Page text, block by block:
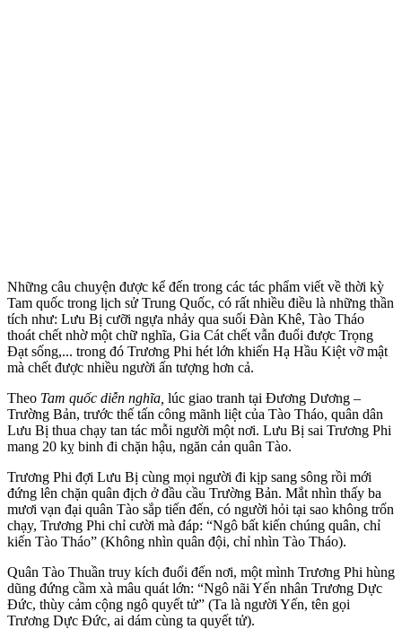
Những câu chuyện được kể đến trong các tác phẩm viết về thời kỳ
Tam quốc trong lịch sử Trung Quốc, có rất nhiều điều là những thần
tích như: Lưu Bị cưỡi ngựa nhảy qua suối Đàn Khê, Tào Tháo
thoát chết nhờ một chữ nghĩa, Gia Cát chết vẫn đuổi được Trọng
Đạt sống,... trong đó Trương Phi hét lớn khiến Hạ Hầu Kiệt vỡ mật
mà chết được nhiều người ấn tượng hơn cả.
Theo Tam quốc diễn nghĩa, lúc giao tranh tại Đương Dương –
Trường Bản, trước thế tấn công mãnh liệt của Tào Tháo, quân dân
Lưu Bị thua chạy tan tác mỗi người một nơi. Lưu Bị sai Trương Phi
mang 20 kỵ binh đi chặn hậu, ngăn cản quân Tào.
Trương Phi đợi Lưu Bị cùng mọi người đi kịp sang sông rồi mới
đứng lên chặn quân địch ở đầu cầu Trường Bản. Mắt nhìn thấy ba
mươi vạn đại quân Tào sắp tiến đến, có người hỏi tại sao không trốn
chạy, Trương Phi chỉ cười mà đáp: “Ngô bất kiến chúng quân, chỉ
kiến Tào Tháo” (Không nhìn quân đội, chỉ nhìn Tào Tháo).
Quân Tào Thuần truy kích đuổi đến nơi, một mình Trương Phi hùng
dũng đứng cầm xà mâu quát lớn: “Ngô nãi Yến nhân Trương Dực
Đức, thùy cảm cộng ngô quyết tử” (Ta là người Yến, tên gọi
Trương Dực Đức, ai dám cùng ta quyết tử).